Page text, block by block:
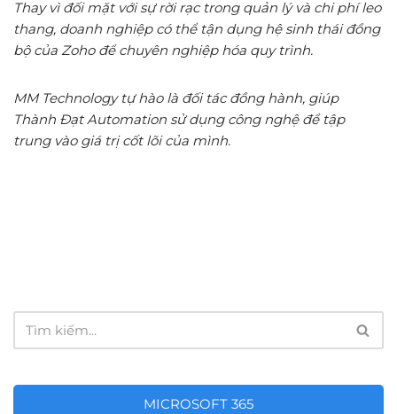
Thay vì đối mặt với sự rời rạc trong quản lý và chi phí leo
thang, doanh nghiệp có thể tận dụng hệ sinh thái đồng
bộ của Zoho để chuyên nghiệp hóa quy trình.
MM Technology tự hào là đối tác đồng hành, giúp
Thành Đạt Automation sử dụng công nghệ để tập
trung vào giá trị cốt lõi của mình.
MICROSOFT 365